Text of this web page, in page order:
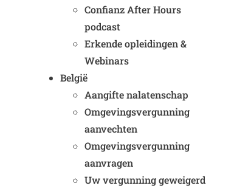
Confianz After Hours
podcast
Erkende opleidingen &
Webinars
België
Aangifte nalatenschap
Omgevingsvergunning
aanvechten
Omgevingsvergunning
aanvragen
Uw vergunning geweigerd